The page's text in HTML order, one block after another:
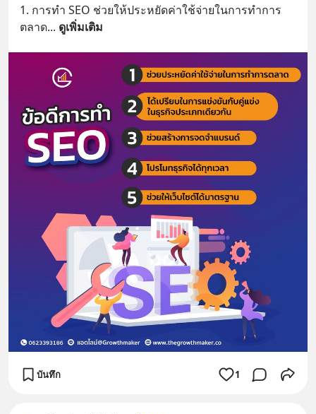
1. การทำ SEO ช่วยให้ประหยัดค่าใช้จ่ายในการทำการ
ตลาด... ดูเพิ่มเติม
บันทึก 1